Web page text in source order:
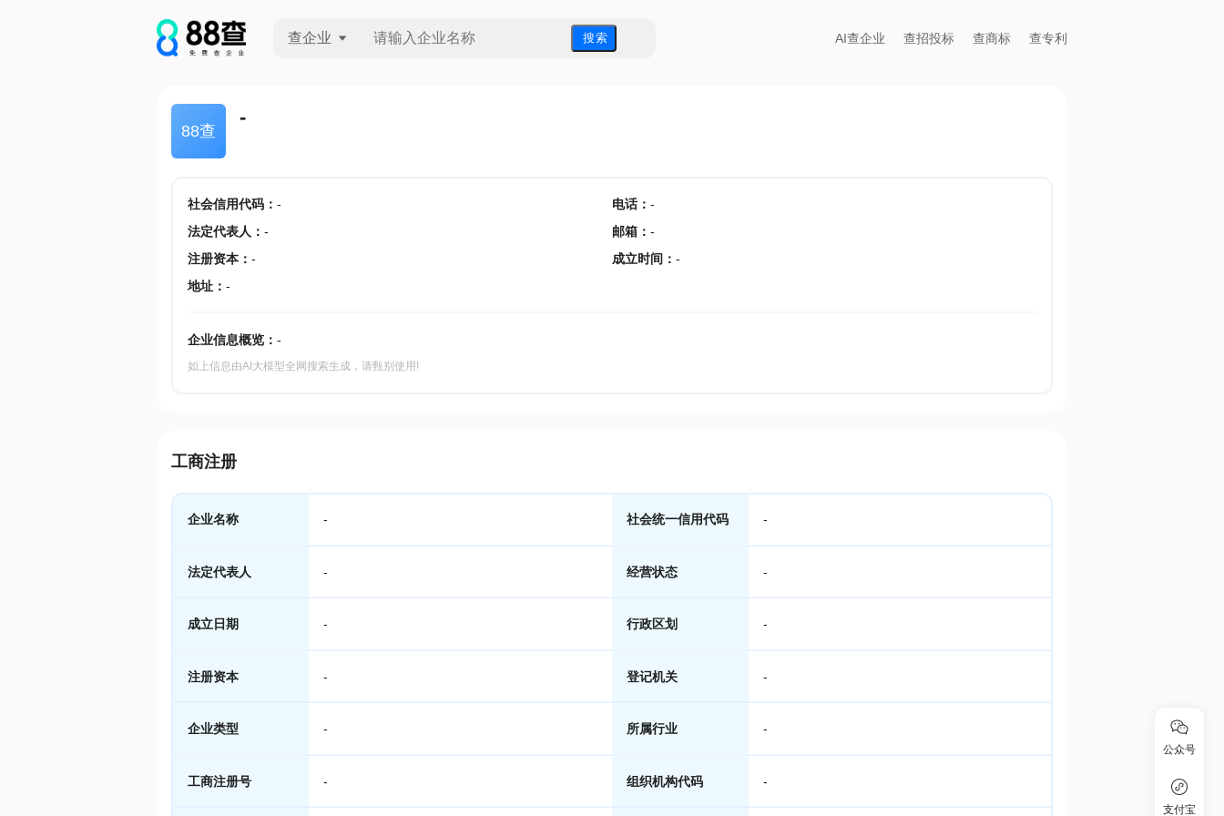
查企业 搜 索 AI查企业 查招投标 查商标 查专利
88查
-
社会信用代码： - 电话： -
法定代表人 ： - 邮箱 ： -
注册资本： - 成立时间 ： -
地址： -
企业信息概览： -
如上信息由AI大模型全网搜索生成，请甄别使用!
工商注册
企业名称 - 社会统一信用代码 -
法定代表人 - 经营状态 -
成立日期 - 行政区划 -
注册资本 - 登记机关 -
企业类型 - 所属行业 -
工商注册号 - 组织机构代码 -
公众号
支付宝